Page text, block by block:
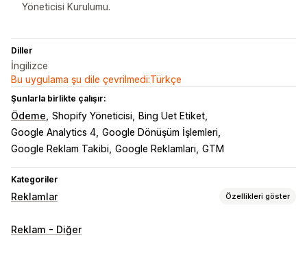
Yöneticisi Kurulumu.
Diller
İngilizce
Bu uygulama şu dile çevrilmedi:Türkçe
Şunlarla birlikte çalışır:
Ödeme Shopify Yöneticisi
Bing Uet Etiket
Google Analytics 4 Google Dönüşüm İşlemleri
Google Reklam Takibi Google Reklamları GTM
Kategoriler
Reklamlar Özellikleri göster
Hedefleme
Reklam - Diğer